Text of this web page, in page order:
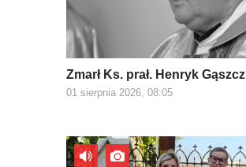
Zmarł Ks. prał. Henryk Gąszcz
01 sierpnia 2026, 08:05